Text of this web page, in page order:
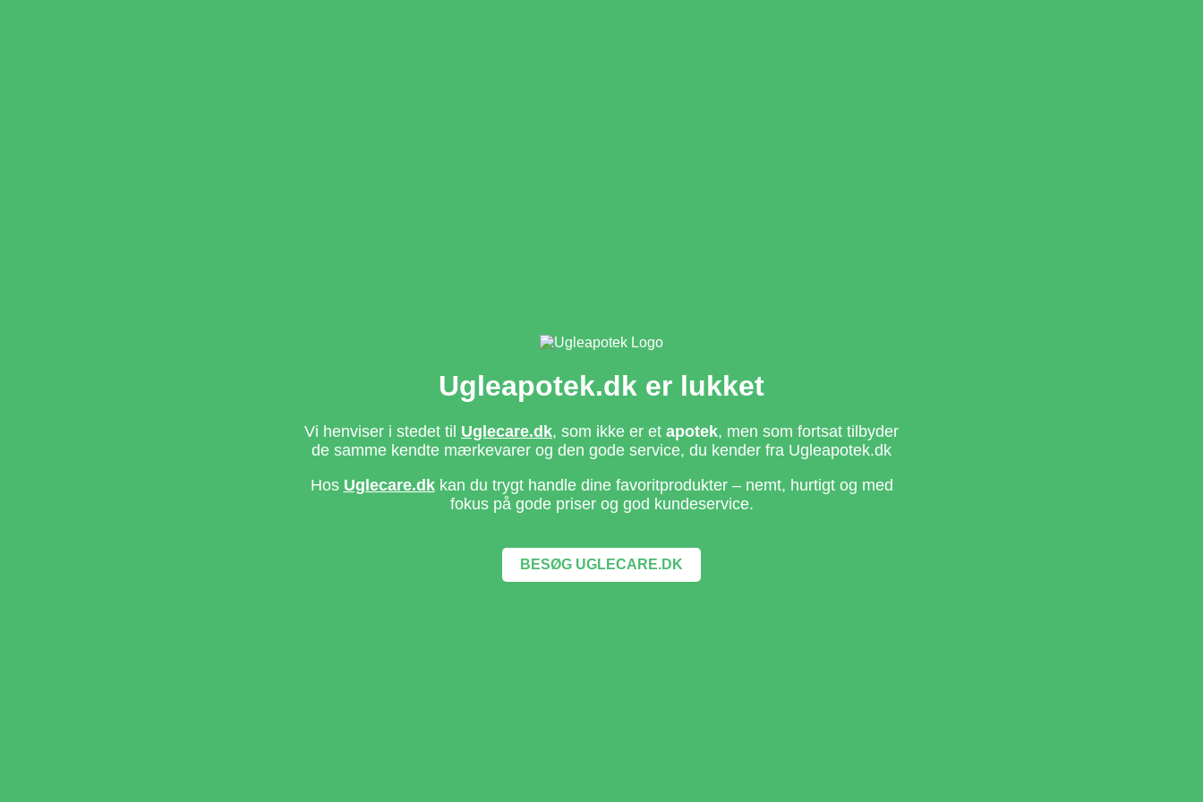
Ugleapotek.dk er lukket
Vi henviser i stedet til Uglecare.dk, som ikke er et apotek, men som fortsat tilbyder
de samme kendte mærkevarer og den gode service, du kender fra Ugleapotek.dk
Hos Uglecare.dkkan du trygt handle dine favoritprodukter – nemt, hurtigt og med
fokus på gode priser og god kundeservice.
BESØG UGLECARE.DK